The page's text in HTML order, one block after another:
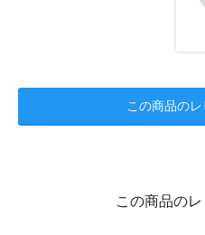
この商品の
この商品の